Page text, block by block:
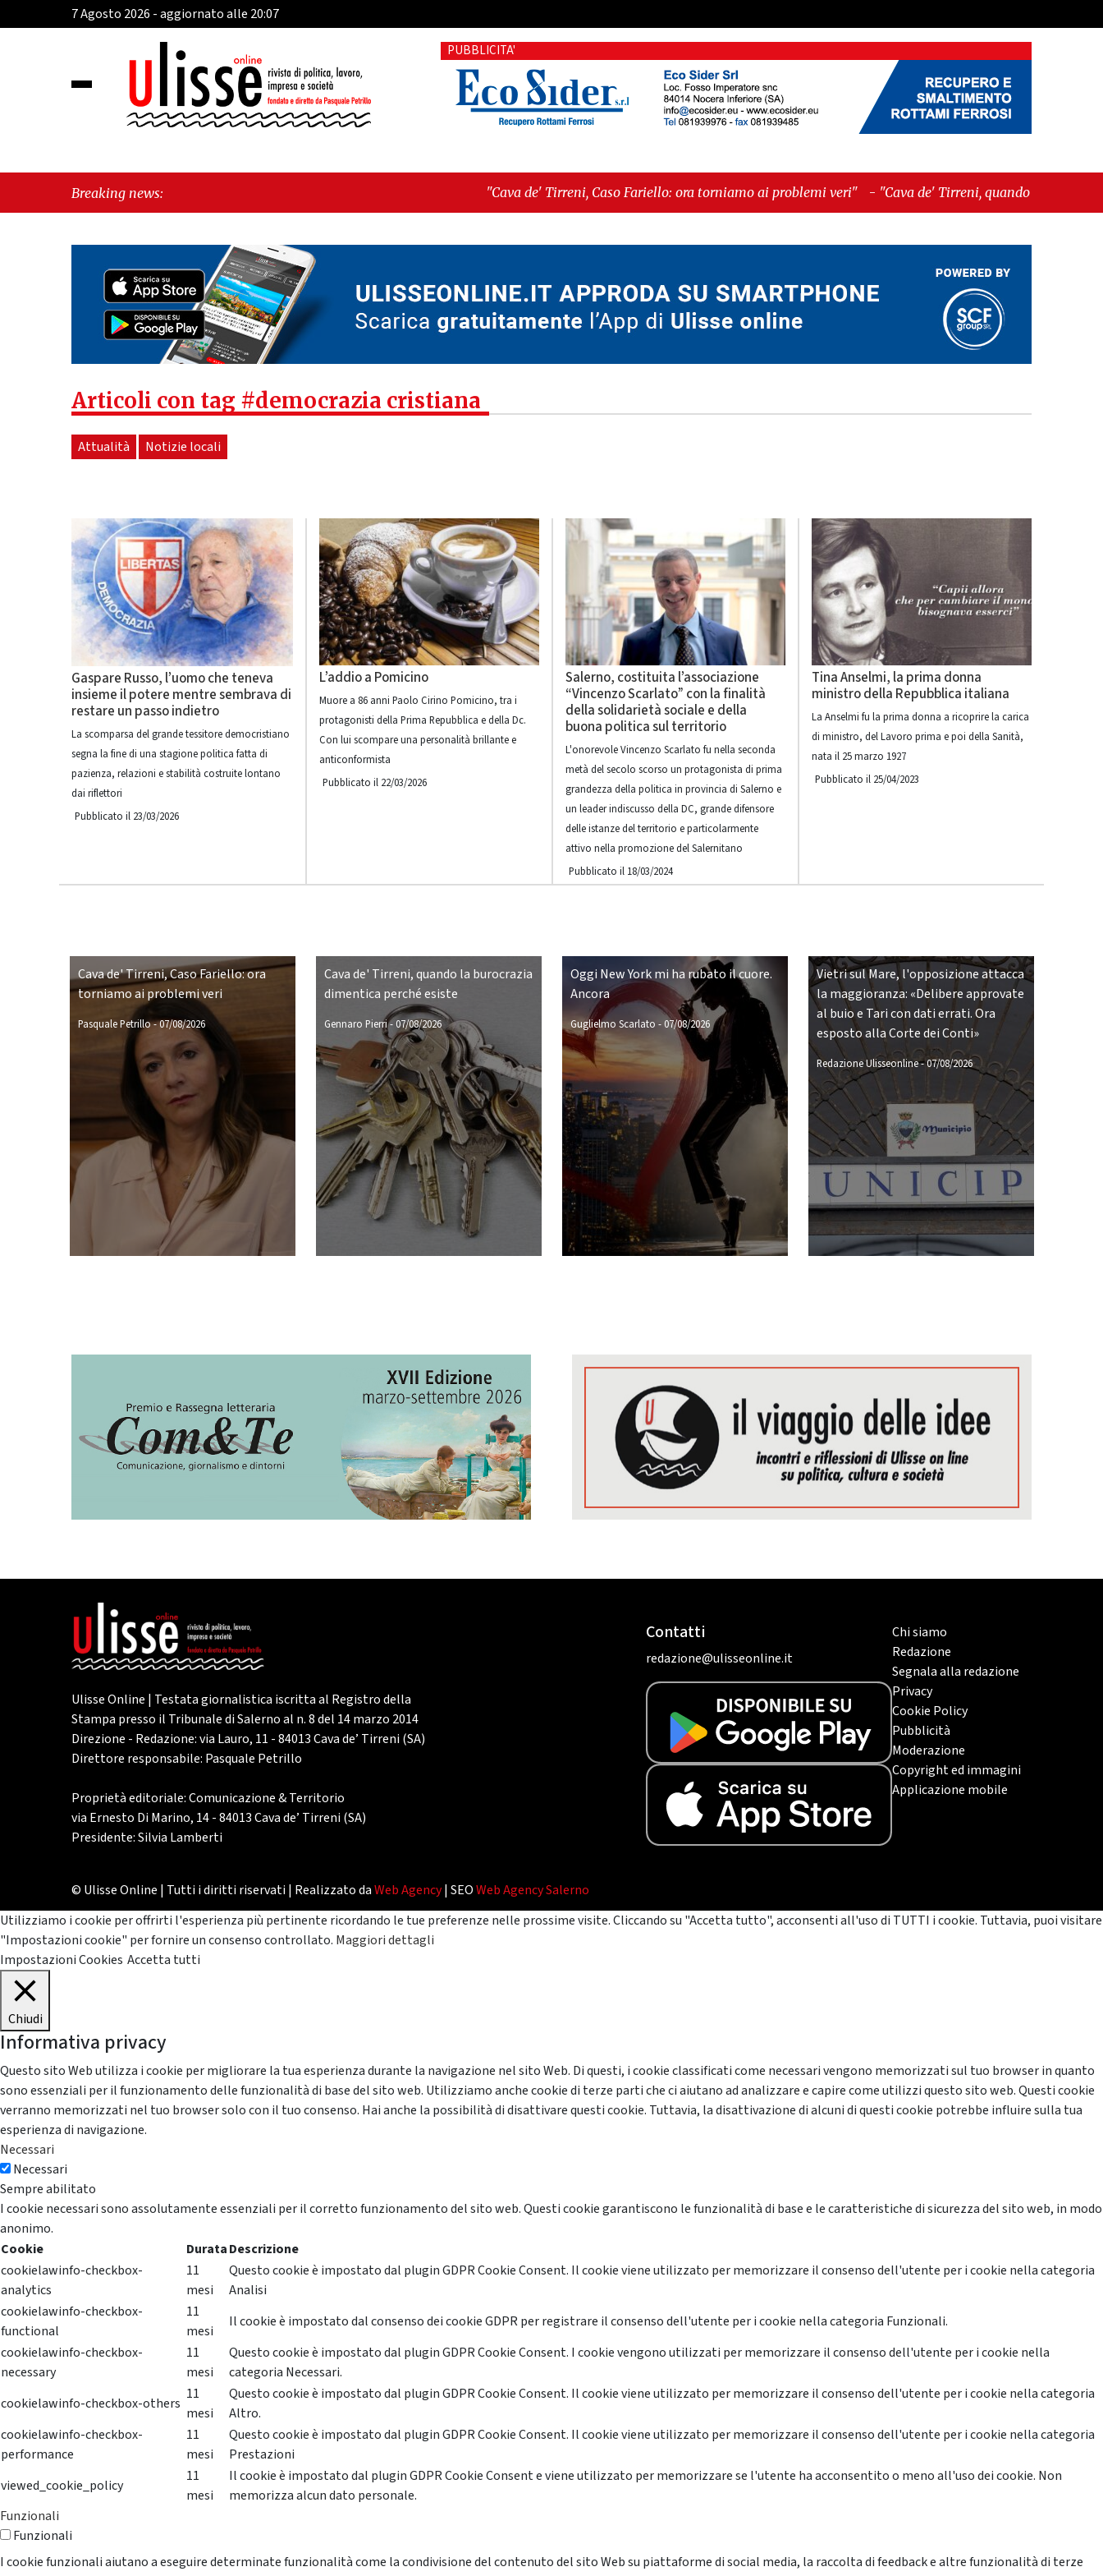
7 Agosto 2026 - aggiornato alle 20:07
PUBBLICITA'
Breaking news: "Cava de' Tirreni, Caso Fariello: ora torniamo ai problemi veri" -"Cava de' Tirreni, quando la burocrazia
dimentica perché esiste"
Articoli con tag #democrazia cristiana
Attualità Notizie locali
Gaspare Russo, l’uomo che teneva
insieme il potere mentre sembrava di
restare un passo indietro
La scomparsa del grande tessitore democristiano
segna la fine di una stagione politica fatta di
pazienza, relazioni e stabilità costruite lontano
dai riflettori
Pubblicato il 23/03/2026
L’addio a Pomicino
Muore a 86 anni Paolo Cirino Pomicino, tra i
protagonisti della Prima Repubblica e della Dc.
Con lui scompare una personalità brillante e
anticonformista
Pubblicato il 22/03/2026
Salerno, costituita l’associazione
“Vincenzo Scarlato” con la finalità
della solidarietà sociale e della
buona politica sul territorio
L'onorevole Vincenzo Scarlato fu nella seconda
metà del secolo scorso un protagonista di prima
grandezza della politica in provincia di Salerno e
un leader indiscusso della DC, grande difensore
delle istanze del territorio e particolarmente
attivo nella promozione del Salernitano
Pubblicato il 18/03/2024
Tina Anselmi, la prima donna
ministro della Repubblica italiana
La Anselmi fu la prima donna a ricoprire la carica
di ministro, del Lavoro prima e poi della Sanità,
nata il 25 marzo 1927
Pubblicato il 25/04/2023
Cava de' Tirreni, Caso Fariello: ora
torniamo ai problemi veri
Pasquale Petrillo-07/08/2026
Cava de' Tirreni, quando la burocrazia
dimentica perché esiste
Gennaro Pierri- 07/08/2026
Oggi New York mi ha rubato il cuore.
Ancora
Guglielmo Scarlato -07/08/2026
Vietri sul Mare, l'opposizione attacca
la maggioranza: «Delibere approvate
al buio e Tari con dati errati. Ora
esposto alla Corte dei Conti»
Redazione Ulisseonline-07/08/2026
Ulisse Online | Testata giornalistica iscritta al Registro della
Stampa presso il Tribunale di Salerno al n. 8 del 14 marzo 2014
Direzione - Redazione: via Lauro, 11 - 84013 Cava de’ Tirreni (SA)
Direttore responsabile: Pasquale Petrillo
Proprietà editoriale: Comunicazione & Territorio
via Ernesto Di Marino, 14 - 84013 Cava de’ Tirreni (SA)
Presidente: Silvia Lamberti
Contatti
redazione@ulisseonline.it
Chi siamo
Redazione
Segnala alla redazione
Privacy
Cookie Policy
Pubblicità
Moderazione
Copyright ed immagini
Applicazione mobile
© Ulisse Online | Tutti i diritti riservati | Realizzato daWeb Agency| SEOWeb Agency Salerno
Utilizziamo i cookie per offrirti l'esperienza più pertinente ricordando le tue preferenze nelle prossime visite. Cliccando su "Accetta tutto", acconsenti all'uso di TUTTI i cookie. Tuttavia, puoi visitare
"Impostazioni cookie" per fornire un consenso controllato. Maggiori dettagli
Impostazioni Cookies Accetta tutti
Chiudi
Informativa privacy
Questo sito Web utilizza i cookie per migliorare la tua esperienza durante la navigazione nel sito Web. Di questi, i cookie classificati come necessari vengono memorizzati sul tuo browser in quanto
sono essenziali per il funzionamento delle funzionalità di base del sito web. Utilizziamo anche cookie di terze parti che ci aiutano ad analizzare e capire come utilizzi questo sito web. Questi cookie
verranno memorizzati nel tuo browser solo con il tuo consenso. Hai anche la possibilità di disattivare questi cookie. Tuttavia, la disattivazione di alcuni di questi cookie potrebbe influire sulla tua
esperienza di navigazione.
Necessari
Necessari
Sempre abilitato
I cookie necessari sono assolutamente essenziali per il corretto funzionamento del sito web. Questi cookie garantiscono le funzionalità di base e le caratteristiche di sicurezza del sito web, in modo
anonimo.
Cookie
DurataDescrizione
cookielawinfo-checkbox-
analytics
11
mesi
Questo cookie è impostato dal plugin GDPR Cookie Consent. Il cookie viene utilizzato per memorizzare il consenso dell'utente per i cookie nella categoria
Analisi
cookielawinfo-checkbox-
functional
11
mesi
Il cookie è impostato dal consenso dei cookie GDPR per registrare il consenso dell'utente per i cookie nella categoria Funzionali.
cookielawinfo-checkbox-
necessary
11
mesi
Questo cookie è impostato dal plugin GDPR Cookie Consent. I cookie vengono utilizzati per memorizzare il consenso dell'utente per i cookie nella
categoria Necessari.
cookielawinfo-checkbox-others
11
mesi
Questo cookie è impostato dal plugin GDPR Cookie Consent. Il cookie viene utilizzato per memorizzare il consenso dell'utente per i cookie nella categoria
Altro.
cookielawinfo-checkbox-
performance
11
mesi
Questo cookie è impostato dal plugin GDPR Cookie Consent. Il cookie viene utilizzato per memorizzare il consenso dell'utente per i cookie nella categoria
Prestazioni
viewed_cookie_policy
11
mesi
Il cookie è impostato dal plugin GDPR Cookie Consent e viene utilizzato per memorizzare se l'utente ha acconsentito o meno all'uso dei cookie. Non
memorizza alcun dato personale.
Funzionali
Funzionali
I cookie funzionali aiutano a eseguire determinate funzionalità come la condivisione del contenuto del sito Web su piattaforme di social media, la raccolta di feedback e altre funzionalità di terze